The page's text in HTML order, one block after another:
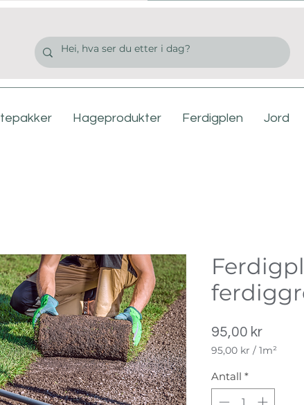
Hageprodukter Ferdigplen Jord
95,00 krPris
95,00 kr / 1m²
per
1
Kvadratmeter
Antall *